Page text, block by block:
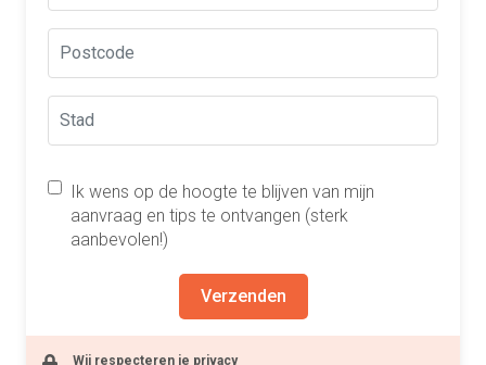
Ik wens op de hoogte te blijven van mijn
aanvraag en tips te ontvangen (sterk
aanbevolen!)
Verzenden
Wij respecteren je privacy